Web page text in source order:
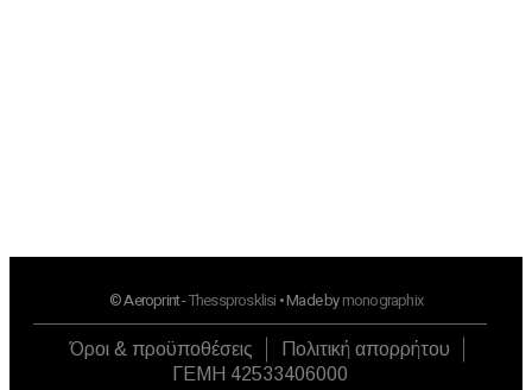
© Aeroprint -Thessprosklisi • Made bymonographix
Όροι & προϋποθέσεις
Πολιτική απορρήτου
ΓΕΜΗ 42533406000